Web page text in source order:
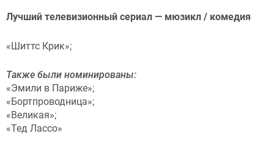
Лучший телевизионный сериал — мюзикл / комедия
«Шиттс Крик»;
Также были номинированы:
«Эмили в Париже»;
«Бортпроводница»;
«Великая»;
«Тед Лассо»